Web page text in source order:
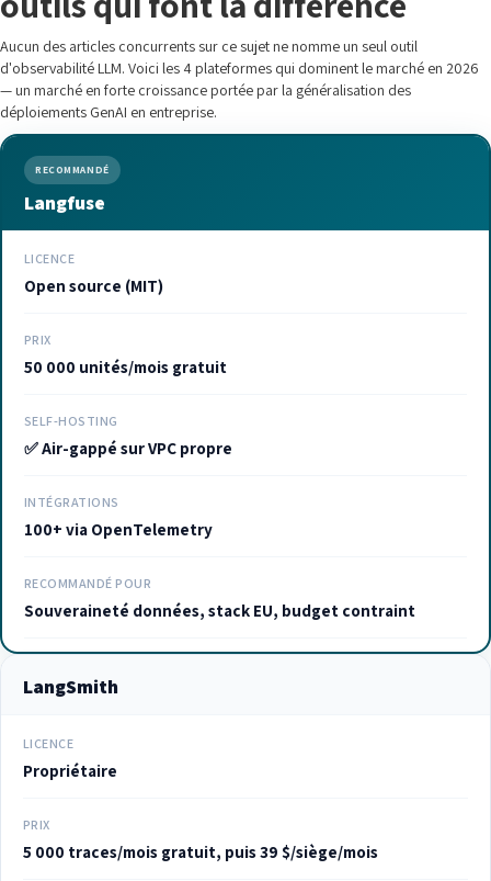
Aucun des articles concurrents sur ce sujet ne nomme un seul outil
d'observabilité LLM. Voici les 4 plateformes qui dominent le marché en 2026
— un marché en forte croissance portée par la généralisation des
déploiements GenAI en entreprise.
RECOMMANDÉ
Langfuse
LICENCE
Open source (MIT)
PRIX
50 000 unités/mois gratuit
SELF-HOSTING
✅ Air-gappé sur VPC propre
INTÉGRATIONS
100+ via OpenTelemetry
RECOMMANDÉ POUR
Souveraineté données, stack EU, budget contraint
LangSmith
LICENCE
Propriétaire
PRIX
5 000 traces/mois gratuit, puis 39 $/siège/mois